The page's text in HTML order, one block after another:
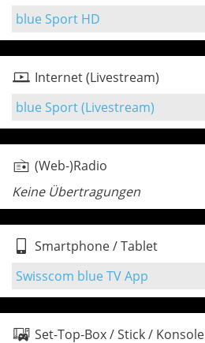
blue Sport HD
Internet (Livestream)
blue Sport (Livestream)
(Web-)Radio
Keine Übertragungen
Smartphone / Tablet
Swisscom blue TV App
Set-Top-Box / Stick / Konsole